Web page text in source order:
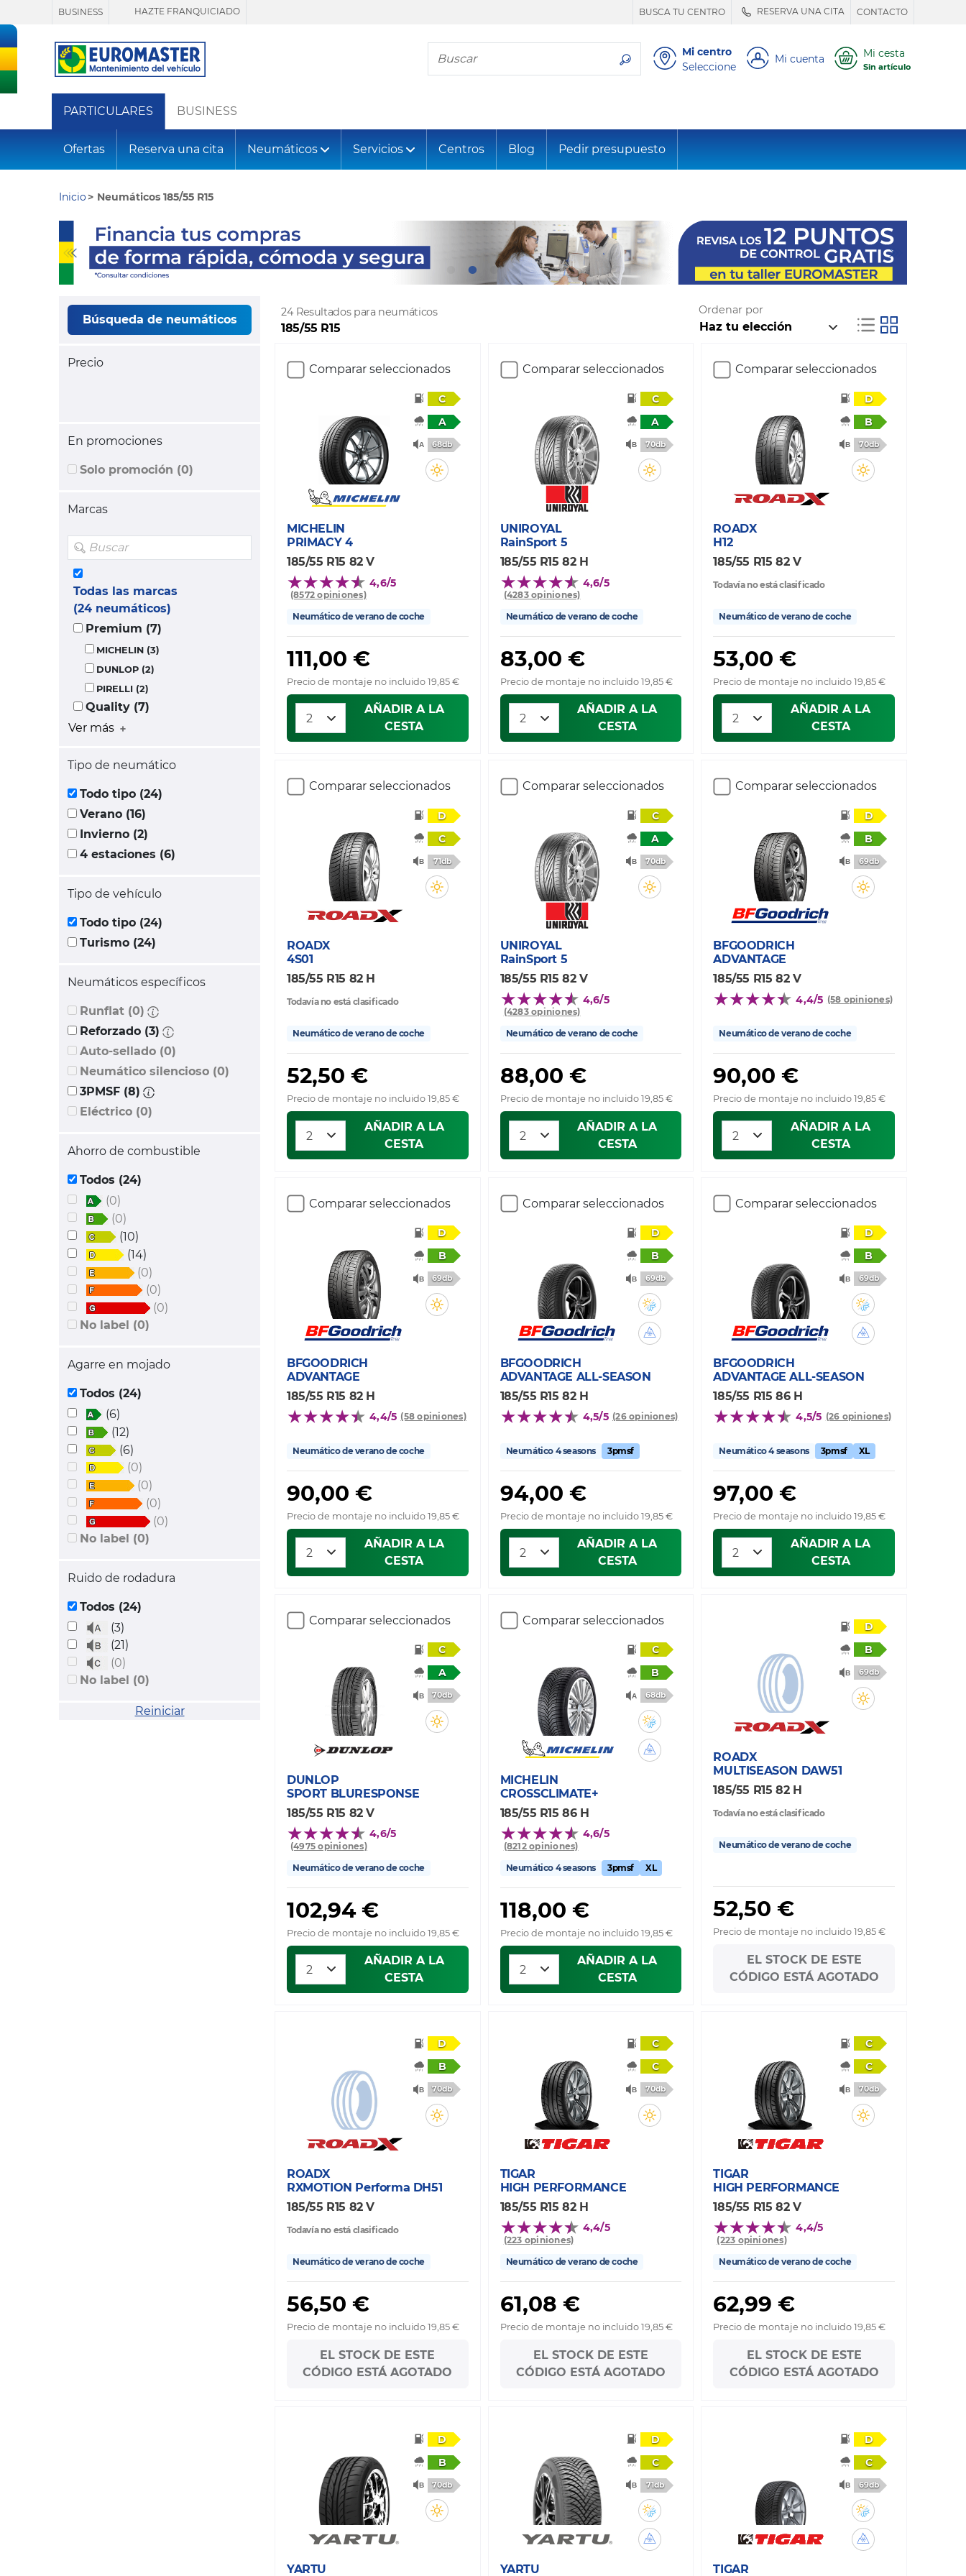
BUSINESS HAZTE FRANQUICIADO BUSCA TU CENTRO RESERVA UNA CITA CONTACTO
Busca tu neumático
Mi centro
Seleccione
Mi cuenta Mi cesta
Sin artículo
PARTICULARES BUSINESS
Ofertas Reserva una cita Neumáticos Servicios Centros Blog Pedir presupuesto
Inicio Neumáticos 185/55 R15
Búsqueda de neumáticos
Precio
En promociones
Solo promoción (0)
Marcas
Todas las marcas
(24 neumáticos)
Premium (7)
MICHELIN (3)
DUNLOP (2)
PIRELLI (2)
Quality (7)
Ver más
Tipo de neumático
Todo tipo (24)
Verano (16)
Invierno (2)
4 estaciones (6)
Tipo de vehículo
Todo tipo (24)
Turismo (24)
Neumáticos específicos
Runflat (0)
Reforzado (3)
Auto-sellado (0)
Neumático silencioso (0)
3PMSF (8)
Eléctrico (0)
Ahorro de combustible
Todos (24)
(0)
(0)
(10)
(14)
(0)
(0)
(0)
No label (0)
Agarre en mojado
Todos (24)
(6)
(12)
(6)
(0)
(0)
(0)
(0)
No label (0)
Ruido de rodadura
Todos (24)
(3)
(21)
(0)
No label (0)
Reiniciar
24 Resultados para neumáticos
185/55 R15
Ordenar por
Comparar seleccionados
C
A
68db
MICHELIN
PRIMACY 4
185/55 R15 82 V
4,6/5
(8572 opiniones)
Neumático de verano de coche
111,00 €
Precio de montaje no incluido 19,85 €
AÑADIR A LA
CESTA
Comparar seleccionados
C
A
70db
UNIROYAL
RainSport 5
185/55 R15 82 H
4,6/5
(4283 opiniones)
Neumático de verano de coche
83,00 €
Precio de montaje no incluido 19,85 €
AÑADIR A LA
CESTA
Comparar seleccionados
D
B
70db
ROADX
H12
185/55 R15 82 V
Todavía no está clasificado
Neumático de verano de coche
53,00 €
Precio de montaje no incluido 19,85 €
AÑADIR A LA
CESTA
Comparar seleccionados
D
C
71db
ROADX
4S01
185/55 R15 82 H
Todavía no está clasificado
Neumático de verano de coche
52,50 €
Precio de montaje no incluido 19,85 €
AÑADIR A LA
CESTA
Comparar seleccionados
C
A
70db
UNIROYAL
RainSport 5
185/55 R15 82 V
4,6/5
(4283 opiniones)
Neumático de verano de coche
88,00 €
Precio de montaje no incluido 19,85 €
AÑADIR A LA
CESTA
Comparar seleccionados
D
B
69db
BFGOODRICH
ADVANTAGE
185/55 R15 82 V
4,4/5 (58 opiniones)
Neumático de verano de coche
90,00 €
Precio de montaje no incluido 19,85 €
AÑADIR A LA
CESTA
Comparar seleccionados
D
B
69db
BFGOODRICH
ADVANTAGE
185/55 R15 82 H
4,4/5 (58 opiniones)
Neumático de verano de coche
90,00 €
Precio de montaje no incluido 19,85 €
AÑADIR A LA
CESTA
Comparar seleccionados
D
B
69db
BFGOODRICH
ADVANTAGE ALL-SEASON
185/55 R15 82 H
4,5/5 (26 opiniones)
Neumático 4 seasons 3pmsf
94,00 €
Precio de montaje no incluido 19,85 €
AÑADIR A LA
CESTA
Comparar seleccionados
D
B
69db
BFGOODRICH
ADVANTAGE ALL-SEASON
185/55 R15 86 H
4,5/5 (26 opiniones)
Neumático 4 seasons 3pmsf XL
97,00 €
Precio de montaje no incluido 19,85 €
AÑADIR A LA
CESTA
Comparar seleccionados
C
A
70db
DUNLOP
SPORT BLURESPONSE
185/55 R15 82 V
4,6/5
(4975 opiniones)
Neumático de verano de coche
102,94 €
Precio de montaje no incluido 19,85 €
AÑADIR A LA
CESTA
Comparar seleccionados
C
B
68db
MICHELIN
CROSSCLIMATE+
185/55 R15 86 H
4,6/5
(8212 opiniones)
Neumático 4 seasons
3pmsf XL
118,00 €
Precio de montaje no incluido 19,85 €
AÑADIR A LA
CESTA
D
B
69db
ROADX
MULTISEASON DAW51
185/55 R15 82 H
Todavía no está clasificado
Neumático de verano de coche
52,50 €
Precio de montaje no incluido 19,85 €
EL STOCK DE ESTE
CÓDIGO ESTÁ AGOTADO
D
B
70db
ROADX
RXMOTION Performa DH51
185/55 R15 82 V
Todavía no está clasificado
Neumático de verano de coche
56,50 €
Precio de montaje no incluido 19,85 €
EL STOCK DE ESTE
CÓDIGO ESTÁ AGOTADO
C
C
70db
TIGAR
HIGH PERFORMANCE
185/55 R15 82 H
4,4/5
(223 opiniones)
Neumático de verano de coche
61,08 €
Precio de montaje no incluido 19,85 €
EL STOCK DE ESTE
CÓDIGO ESTÁ AGOTADO
C
C
70db
TIGAR
HIGH PERFORMANCE
185/55 R15 82 V
4,4/5
(223 opiniones)
Neumático de verano de coche
62,99 €
Precio de montaje no incluido 19,85 €
EL STOCK DE ESTE
CÓDIGO ESTÁ AGOTADO
D
B
70db
YARTU
D
C
71db
YARTU
D
C
69db
TIGAR